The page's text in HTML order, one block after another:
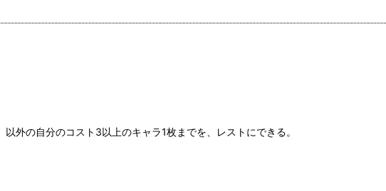
外の自分のコスト3以上のキャラ1枚までを、レストにできる。